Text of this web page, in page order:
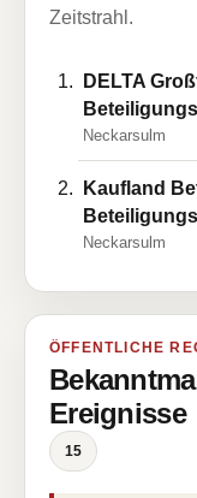
Zeitstrahl.
DELTA
Neckarsulm
Kaufland
Neckarsulm
ÖFFENTLICHE
Ereignisse
15